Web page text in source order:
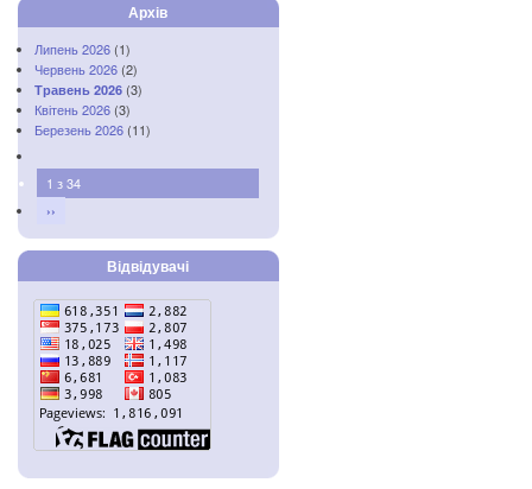
Архів
Липень 2026 (1)
Червень 2026 (2)
Травень 2026 (3)
Квітень 2026 (3)
Березень 2026 (11)
1 з 34
››
Відвідувачі